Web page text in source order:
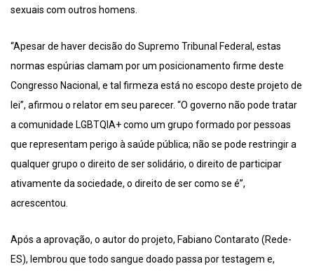
sexuais com outros homens.
“Apesar de haver decisão do Supremo Tribunal Federal, estas
normas espúrias clamam por um posicionamento firme deste
Congresso Nacional, e tal firmeza está no escopo deste projeto de
lei”, afirmou o relator em seu parecer. “O governo não pode tratar
a comunidade LGBTQIA+ como um grupo formado por pessoas
que representam perigo à saúde pública; não se pode restringir a
qualquer grupo o direito de ser solidário, o direito de participar
ativamente da sociedade, o direito de ser como se é”,
acrescentou.
Após a aprovação, o autor do projeto, Fabiano Contarato (Rede-
ES), lembrou que todo sangue doado passa por testagem e,